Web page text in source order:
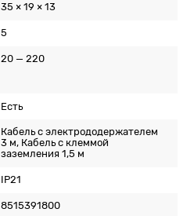
35 × 19 × 13
5
20 — 220
Есть
Кабель с электрододержателем
3 м, Кабель с клеммой
заземления 1,5 м
IP21
8515391800